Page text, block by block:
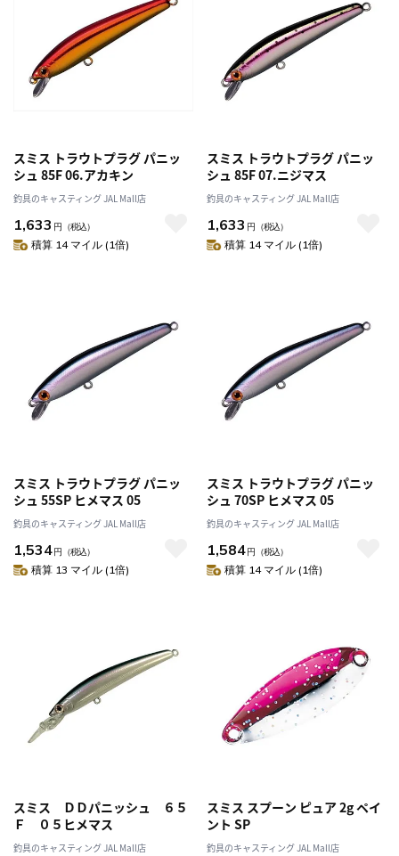
スミス トラウトプラグ パニッ
シュ 85F 06.アカキン
釣具のキャスティング JAL Mall店
1,633 円 （税込）
積算 14 マイル (1倍)
スミス トラウトプラグ パニッ
シュ 85F 07.ニジマス
釣具のキャスティング JAL Mall店
1,633 円 （税込）
積算 14 マイル (1倍)
スミス トラウトプラグ パニッ
シュ 55SP ヒメマス 05
釣具のキャスティング JAL Mall店
1,534円 （税込）
積算 13 マイル (1倍)
スミス トラウトプラグ パニッ
シュ 70SP ヒメマス 05
釣具のキャスティング JAL Mall店
1,584円 （税込）
積算 14 マイル (1倍)
スミス ＤＤパニッシュ ６５
Ｆ ０５ヒメマス
釣具のキャスティング JAL Mall店
スミス スプーン ピュア 2g ペイ
ント SP
釣具のキャスティング JAL Mall店